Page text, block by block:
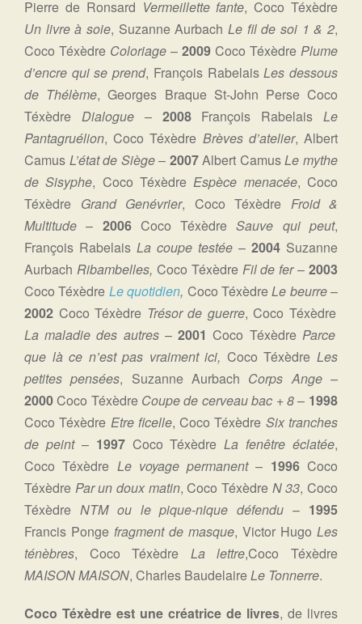
Pierre de Ronsard Vermeillette fante, Coco Téxèdre
Un livre à soie, Suzanne Aurbach Le fil de soi 1 & 2,
Coco Téxèdre Coloriage – 2009 Coco Téxèdre Plume
d’encre qui se prend, François RabelaisLes dessous
de Thélème, Georges Braque St-John Perse Coco
Téxèdre Dialogue–2008 François RabelaisLe
Pantagruélion, Coco Téxèdre Brèves d’atelier, Albert
Camus L’état de Siège– 2007Albert CamusLe mythe
de Sisyphe, Coco TéxèdreEspèce menacée, Coco
Téxèdre Grand Genévrier, Coco Téxèdre Froid &
Multitude – 2006 Coco TéxèdreSauve qui peut,
François Rabelais La coupe testée – 2004 Suzanne
Aurbach Ribambelles, Coco TéxèdreFil de fer– 2003
Coco Téxèdre Le quotidien, Coco TéxèdreLe beurre–
2002 Coco Téxèdre Trésor de guerre, Coco Téxèdre
La maladie des autres–2001Coco Téxèdre Parce
que là ce n’est pas vraiment ici, Coco TéxèdreLes
petites pensées, Suzanne Aurbach Corps Ange –
2000Coco Téxèdre Coupe de cerveau bac + 8– 1998
Coco Téxèdre Etre ficelle, Coco Téxèdre Six tranches
de peint–1997Coco TéxèdreLa fenêtre éclatée,
Coco Téxèdre Le voyage permanent– 1996Coco
Téxèdre Par un doux matin, Coco Téxèdre N 33, Coco
Téxèdre NTM ou le pique-nique défendu – 1995
Francis Ponge fragment de masque, Victor Hugo Les
ténèbres, Coco Téxèdre La lettre,Coco Téxèdre
MAISON MAISON, Charles BaudelaireLe Tonnerre.
Coco Téxèdre est une créatrice de livres, de livres